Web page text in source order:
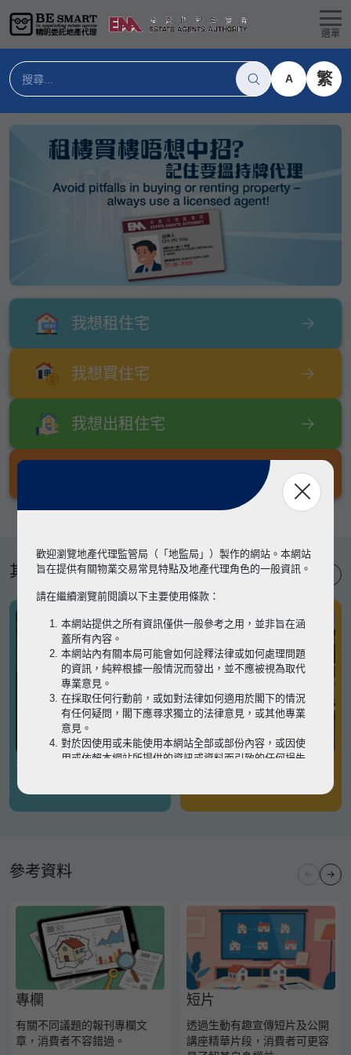
選單
A 繁
我想租住宅
我想買住宅
我想出租住宅
其他專題
有關凶宅
參考資料
專欄
有關不同議題的報刊專欄文
章，消費者不容錯過。
短片
透過生動有趣宣傳短片及公開
講座精華片段，消費者可更容
歡迎瀏覽地產代理監管局（「地監局」）製作的網站。本網站
旨在提供有關物業交易常見特點及地產代理角色的一般資訊。
請在繼續瀏覽前閱讀以下主要使用條款：
本網站提供之所有資訊僅供一般參考之用，並非旨在涵
蓋所有內容。
本網站內有關本局可能會如何詮釋法律或如何處理問題
的資訊，純粹根據一般情況而發出，並不應被視為取代
專業意見。
在採取任何行動前，或如對法律如何適用於閣下的情況
有任何疑問，閣下應尋求獨立的法律意見，或其他專業
意見。
對於因使用或未能使用本網站全部或部份內容，或因使
用或依賴本網站所提供的資訊或資料而引致的任何損失
瀏覽以細閱本網站使用條款的完整版本。如有任